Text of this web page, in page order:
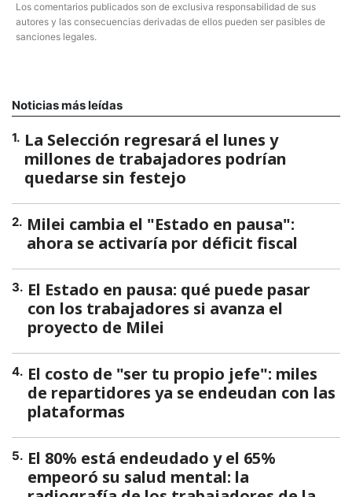
Los comentarios publicados son de exclusiva responsabilidad de sus
autores y las consecuencias derivadas de ellos pueden ser pasibles de
sanciones legales.
Noticias más leídas
1. La Selección regresará el lunes y
millones de trabajadores podrían
quedarse sin festejo
2. Milei cambia el "Estado en pausa":
ahora se activaría por déficit fiscal
3. El Estado en pausa: qué puede pasar
con los trabajadores si avanza el
proyecto de Milei
4. El costo de "ser tu propio jefe": miles
de repartidores ya se endeudan con las
plataformas
5. El 80% está endeudado y el 65%
empeoró su salud mental: la